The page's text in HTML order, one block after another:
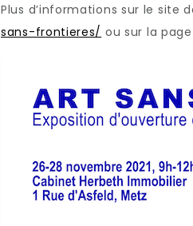
Plus d’informations sur le site
sans-frontieres/ ou sur la